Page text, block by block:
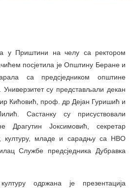
у Приштини на челу са ректором
посјетила је Општину Беране и
са предсједником општине
су представљали декан
Кићовић, проф. др Дејан Гуришић и
Састанку су присуствовали
Драгутин Јоксимовић, секретар
културу, младе и сарадњу са НВО
Службе предсједника Дубравка
одржана је презентација